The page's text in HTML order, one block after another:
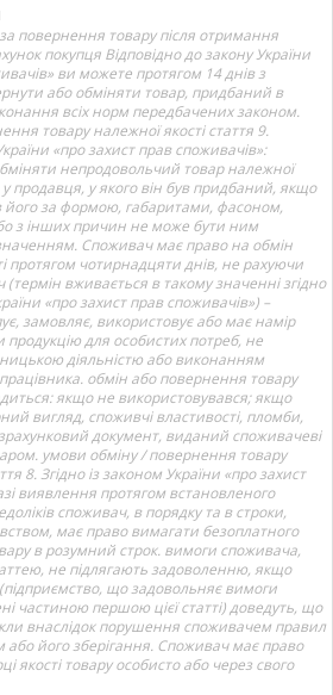
повернення товару після отримання
покупця Відповідно до закону України
ви можете протягом 14 днів з
або обміняти товар, придбаний в
всіх норм передбачених законом.
товару належної якості стаття 9.
«про захист прав споживачів»:
непродовольчий товар належної
у продавця, у якого він був придбаний, якщо
його за формою, габаритами, фасоном,
з інших причин не може бути ним
Споживач має право на обмін
протягом чотирнадцяти днів, не рахуючи
вживається в такому значенні згідно
«про захист прав споживачів») –
замовляє, використовує або має намір
для особистих потреб, не
діяльністю або виконанням
обмін або повернення товару
якщо не використовувався; якщо
вигляд, споживчі властивості, пломби,
документ, виданий споживачеві
умови обміну / повернення товару
8. Згідно із законом України «про захист
виявлення протягом встановленого
споживач, в порядку та в строки,
має право вимагати безоплатного
в розумний строк. вимоги споживача,
не підлягають задоволенню, якщо
що задовольняє вимоги
частиною першою цієї статті) доведуть, що
внаслідок порушення споживачем правил
або його зберігання. Споживач має право
якості товару особисто або через свого